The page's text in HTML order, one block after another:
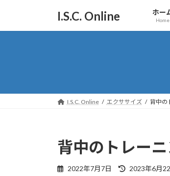
テ
ゲ
I.S.C. Online ホー
Home
I.S.C. Online エクササイズ 背中の
背中のトレー
2022年7月7日
最
2023年6月